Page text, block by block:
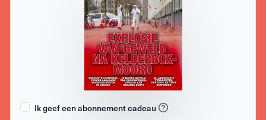
Ik geef een abonnement cadeau